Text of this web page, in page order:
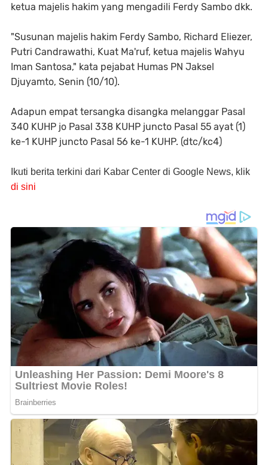
ketua majelis hakim yang mengadili Ferdy Sambo dkk.
"Susunan majelis hakim Ferdy Sambo, Richard Eliezer,
Putri Candrawathi, Kuat Ma'ruf, ketua majelis Wahyu
Iman Santosa," kata pejabat Humas PN Jaksel
Djuyamto, Senin (10/10).
Adapun empat tersangka disangka melanggar Pasal
340 KUHP jo Pasal 338 KUHP juncto Pasal 55 ayat (1)
ke-1 KUHP juncto Pasal 56 ke-1 KUHP. (dtc/kc4)
Ikuti berita terkini dari Kabar Center di Google News, klik
di sini